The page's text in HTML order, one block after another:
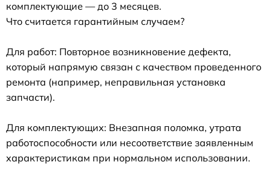
комплектующие — до 3 месяцев.
Что считается гарантийным случаем?
Для работ: Повторное возникновение дефекта,
который напрямую связан с качеством проведенного
ремонта (например, неправильная установка
запчасти).
Для комплектующих: Внезапная поломка, утрата
работоспособности или несоответствие заявленным
характеристикам при нормальном использовании.